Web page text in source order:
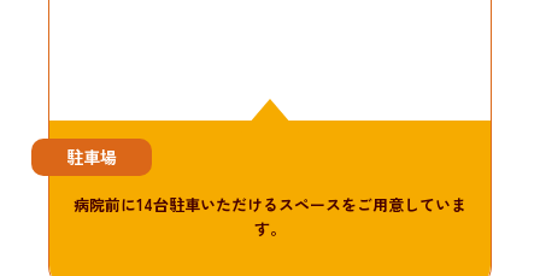
駐車場
病院前に14台駐車いただけるスペースをご用意していま
す。